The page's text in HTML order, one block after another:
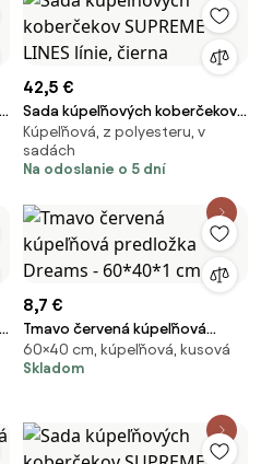
42,5 €
Sada kúpeľňových koberčekov
SUPREME LINES línie, čierna
Kúpeľňová, z polyesteru, v
sadách
Na odoslanie o 5 dní
8,7 €
Tmavo červená kúpeľňová
predložka Dreams - 60*40*1
cm
60×40 cm, kúpeľňová, kusová
Skladom